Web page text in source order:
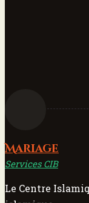
Mariage
Services CIB
Le Centre